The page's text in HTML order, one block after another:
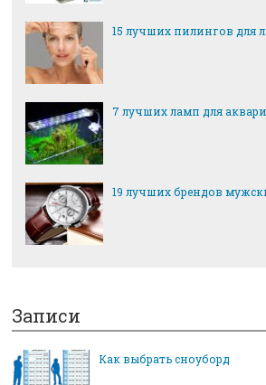
15 лучших пилингов для
7 лучших ламп для
19 лучших брендов
Записи
Как выбрать сноуборд